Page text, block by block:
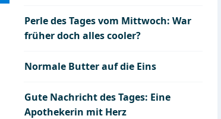
Perle des Tages vom Mittwoch: War
früher doch alles cooler?
Normale Butter auf die Eins
Gute Nachricht des Tages: Eine
Apothekerin mit Herz